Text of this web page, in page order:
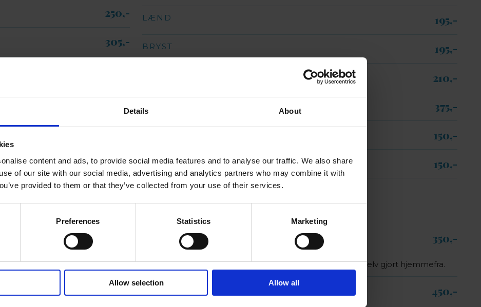
Details About
content and ads, to provide social media features and to analyse our traffic. We also share
of our site with our social media, advertising and analytics partners who may combine it with
provided to them or that they’ve collected from your use of their services.
Preferences Statistics Marketing
Allow selection Allow all
250,-​
305,-​
175,-​
495,-​
369,-​
55,-​
195,-​
105,-​
LÆND 195,-​
BRYST 195,-​
210,-​
375,-​
150,-​
HÆNDER OG FINGRE 150,-​
​CND SHELLAC PÅ HÆNDER ELLER
FØDDER
350,-​
​Vi larkerer dine negle som de er. Alt forberedelse har du selv gjort hjemmefra.
CND SHELLAC PÅ HÆNDER ELLER
450,-​